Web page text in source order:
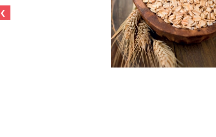
›